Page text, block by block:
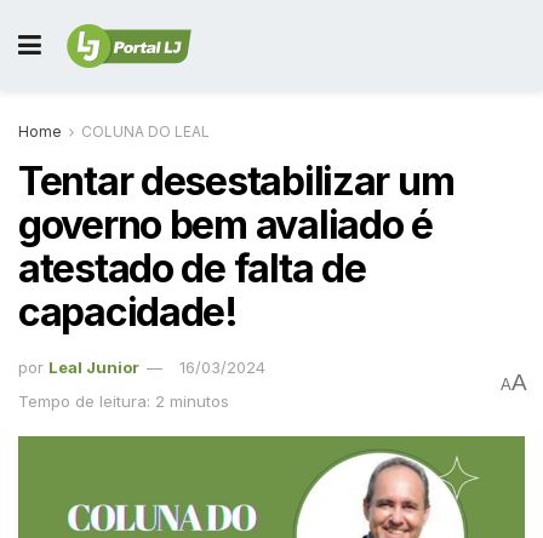
Home COLUNA DO LEAL
Tentar desestabilizar um
governo bem avaliado é
atestado de falta de
capacidade!
por Leal Junior
16/03/2024
Tempo de leitura: 2 minutos
AA